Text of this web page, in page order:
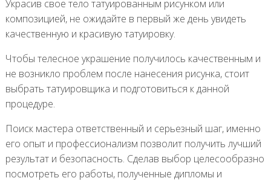
Украсив свое тело татуированным рисунком или
композицией, не ожидайте в первый же день увидеть
качественную и красивую татуировку.
Чтобы телесное украшение получилось качественным и
не возникло проблем после нанесения рисунка, стоит
выбрать татуировщика и подготовиться к данной
процедуре.
Поиск мастера ответственный и серьезный шаг, именно
его опыт и профессионализм позволит получить лучший
результат и безопасность. Сделав выбор целесообразно
посмотреть его работы, полученные дипломы и